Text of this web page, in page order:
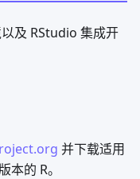
及 RStudio 集成开
并下载适用
的 R。